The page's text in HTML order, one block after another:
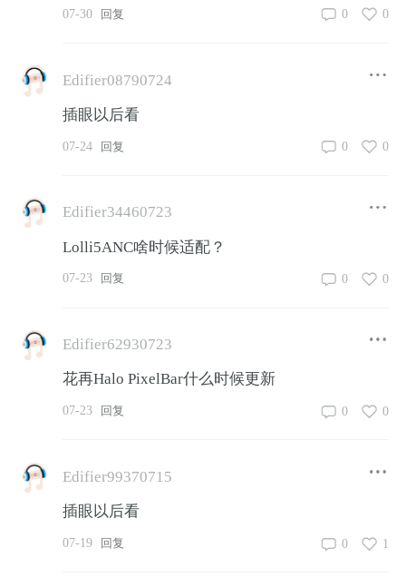
07-30 回复 0 0
Edifier08790724
插眼以后看
07-24 回复 0 0
Edifier34460723
Lolli5ANC啥时候适配？
07-23 回复 0 0
Edifier62930723
花再Halo PixelBar什么时候更新
07-23 回复 0 0
Edifier99370715
插眼以后看
07-19 回复 0 1